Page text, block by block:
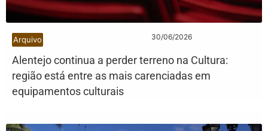
Arquivo 30/06/2026
Alentejo continua a perder terreno na Cultura:
região está entre as mais carenciadas em
equipamentos culturais